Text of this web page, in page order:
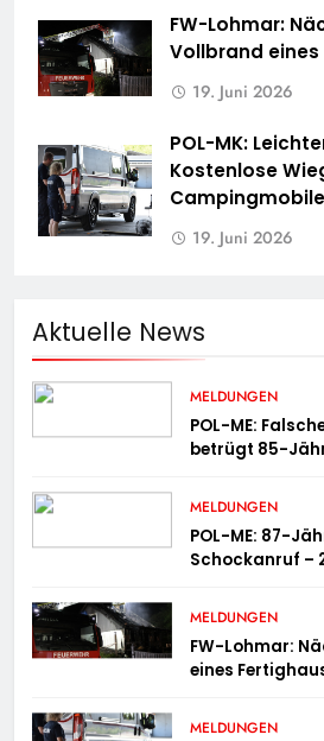
FW-Lohmar:
Vollbrand
19. Juni 2026
POL-MK:
Kostenlose
19. Juni 2026
Aktuelle News
MELDUNGEN
POL-ME:
betrügt 85-
MELDUNGEN
POL-ME: 87-
Schockanruf –
MELDUNGEN
FW-Lohmar:
eines
MELDUNGEN